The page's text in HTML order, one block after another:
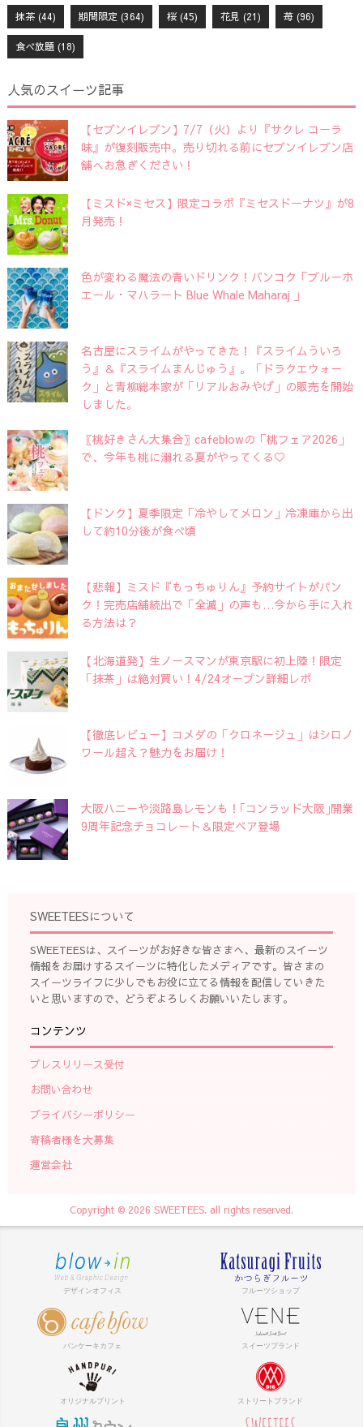
抹茶(44) 期間限定 (364) 桜(45) 花見 (21) 苺(96)
食べ放題(18)
人気のスイーツ記事
【セブンイレブン】7/7（火）より『サクレ コーラ
味』が復刻販売中。売り切れる前にセブンイレブン店
舗へお急ぎください！
【ミスド×ミセス】限定コラボ『ミセスドーナツ』が8
月発売！
色が変わる魔法の青いドリンク！バンコク「ブルーホ
エール・マハラート Blue Whale Maharaj 」
名古屋にスライムがやってきた！『スライムういろ
う』＆『スライムまんじゅう』。「ドラクエウォー
ク」と青柳総本家が「リアルおみやげ」の販売を開始
しました。
〖桃好きさん大集合〗cafeblowの「桃フェア2026」
で、今年も桃に溺れる夏がやってくる♡
【ドンク】夏季限定「冷やしてメロン」冷凍庫から出
して約10分後が食べ頃
【悲報】ミスド『もっちゅりん』予約サイトがパン
ク！完売店舗続出で「全滅」の声も…今から手に入れ
る方法は？
【北海道発】生ノースマンが東京駅に初上陸！限定
「抹茶」は絶対買い！4/24オープン詳細レポ
【徹底レビュー】コメダの「クロネージュ」はシロノ
ワール超え？魅力をお届け！
大阪ハニーや淡路島レモンも！｢コンラッド大阪｣開業
9周年記念チョコレート＆限定ベア登場
SWEETEESについて
SWEETEESは、スイーツがお好きな皆さまへ、最新のスイーツ
情報をお届けするスイーツに特化したメディアです。皆さまの
スイーツライフに少しでもお役に立てる情報を配信していきた
いと思いますので、どうぞよろしくお願いいたします。
コンテンツ
プレスリリース受付
お問い合わせ
プライバシーポリシー
寄稿者様を大募集
運営会社
Copyright © 2026 SWEETEES. all rights reserved.